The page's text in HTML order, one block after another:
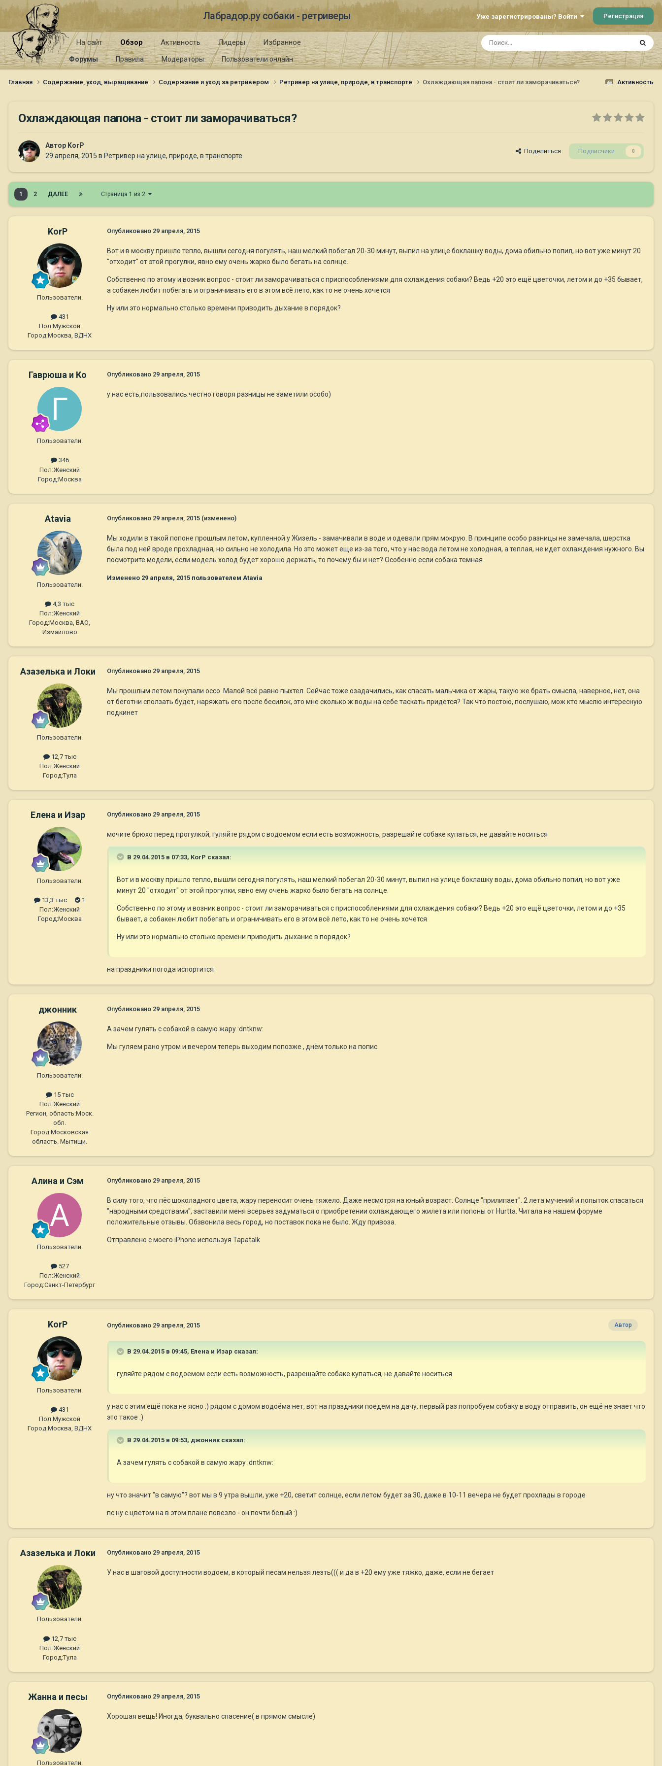
Лабрадор.ру собаки - ретриверы Уже зарегистрированы? Войти Регистрация
На сайт Обзор
Форумы Правила Модераторы Пользователи онлайн
Активность Лидеры Избранное
Активность
Главная Содержание, уход, выращивание Содержание и уход за ретривером Ретривер на улице, природе, в транспорте Охлаждающая папона - стоит ли заморачиваться?
Охлаждающая папона - стоит ли заморачиваться?
Автор KorP
29 апреля, 2015 в Ретривер на улице, природе, в транспорте
Поделиться Подписчики 0
1 2 ДАЛЕЕ Страница 1 из 2
KorP
Пользователи.
431
Пол:Мужской
Город:Москва, ВДНХ
Опубликовано 29 апреля, 2015
Вот и в москву пришло тепло, вышли сегодня погулять, наш мелкий побегал 20-30 минут, выпил на улице боклашку воды, дома обильно попил, но вот уже минут 20
"отходит" от этой прогулки, явно ему очень жарко было бегать на солнце.
Собственно по этому и возник вопрос - стоит ли заморачиваться с приспособлениями для охлаждения собаки? Ведь +20 это ещё цветочки, летом и до +35 бывает,
а собакен любит побегать и ограничивать его в этом всё лето, как то не очень хочется
Ну или это нормально столько времени приводить дыхание в порядок?
Гаврюша и Ко
Пользователи.
346
Пол:Женский
Город:Москва
Опубликовано 29 апреля, 2015
у нас есть,пользовались.честно говоря разницы не заметили особо)
Atavia
Пользователи.
4,3 тыс
Пол:Женский
Город:Москва, ВАО,
Измайлово
Опубликовано 29 апреля, 2015 (изменено)
Мы ходили в такой попоне прошлым летом, купленной у Жизель - замачивали в воде и одевали прям мокрую. В принципе особо разницы не замечала, шерстка
была под ней вроде прохладная, но сильно не холодила. Но это может еще из-за того, что у нас вода летом не холодная, а теплая, не идет охлаждения нужного. Вы
посмотрите модели, если модель холод будет хорошо держать, то почему бы и нет? Особенно если собака темная.
Изменено 29 апреля, 2015 пользователем Atavia
Азазелька и Локи
Пользователи.
12,7 тыс
Пол:Женский
Город:Тула
Опубликовано 29 апреля, 2015
Мы прошлым летом покупали оссо. Малой всё равно пыхтел. Сейчас тоже озадачились, как спасать мальчика от жары, такую же брать смысла, наверное, нет, она
от беготни сползать будет, наряжать его после бесилок, это мне сколько ж воды на себе таскать придется? Так что постою, послушаю, мож кто мыслю интересную
подкинет
Елена и Изар
Пользователи.
13,3 тыс
1
Пол:Женский
Город:Москва
Опубликовано 29 апреля, 2015
мочите брюхо перед прогулкой, гуляйте рядом с водоемом если есть возможность, разрешайте собаке купаться, не давайте носиться
В 29.04.2015 в 07:33, KorP сказал:
Вот и в москву пришло тепло, вышли сегодня погулять, наш мелкий побегал 20-30 минут, выпил на улице боклашку воды, дома обильно попил, но вот уже
минут 20 "отходит" от этой прогулки, явно ему очень жарко было бегать на солнце.
Собственно по этому и возник вопрос - стоит ли заморачиваться с приспособлениями для охлаждения собаки? Ведь +20 это ещё цветочки, летом и до +35
бывает, а собакен любит побегать и ограничивать его в этом всё лето, как то не очень хочется
Ну или это нормально столько времени приводить дыхание в порядок?
на праздники погода испортится
джонник
Пользователи.
15 тыс
Пол:Женский
Регион, область:Моск.
обл.
Город:Московская
область. Мытищи.
Опубликовано 29 апреля, 2015
А зачем гулять с собакой в самую жару :dntknw:
Мы гуляем рано утром и вечером теперь выходим попозже , днём только на попис.
Алина и Сэм
Пользователи.
527
Пол:Женский
Город:Санкт-Петербург
Опубликовано 29 апреля, 2015
В силу того, что пёс шоколадного цвета, жару переносит очень тяжело. Даже несмотря на юный возраст. Солнце "прилипает". 2 лета мучений и попыток спасаться
"народными средствами", заставили меня всерьез задуматься о приобретении охлаждающего жилета или попоны от Hurtta. Читала на нашем форуме
положительные отзывы. Обзвонила весь город, но поставок пока не было. Жду привоза.
Отправлено с моего iPhone используя Tapatalk
KorP
Пользователи.
431
Пол:Мужской
Город:Москва, ВДНХ
Автор
Опубликовано 29 апреля, 2015
В 29.04.2015 в 09:45, Елена и Изар сказал:
гуляйте рядом с водоемом если есть возможность, разрешайте собаке купаться, не давайте носиться
у нас с этим ещё пока не ясно :) рядом с домом водоёма нет, вот на праздники поедем на дачу, первый раз попробуем собаку в воду отправить, он ещё не знает что
это такое :)
В 29.04.2015 в 09:53, джонник сказал:
А зачем гулять с собакой в самую жару :dntknw:
ну что значит "в самую"? вот мы в 9 утра вышли, уже +20, светит солнце, если летом будет за 30, даже в 10-11 вечера не будет прохлады в городе
пс ну с цветом на в этом плане повезло - он почти белый :)
Азазелька и Локи
Пользователи.
12,7 тыс
Пол:Женский
Город:Тула
Опубликовано 29 апреля, 2015
У нас в шаговой доступности водоем, в который песам нельзя лезть((( и да в +20 ему уже тяжко, даже, если не бегает
Жанна и песы
Пользователи.
Опубликовано 29 апреля, 2015
Хорошая вещь! Иногда, буквально спасение( в прямом смысле)